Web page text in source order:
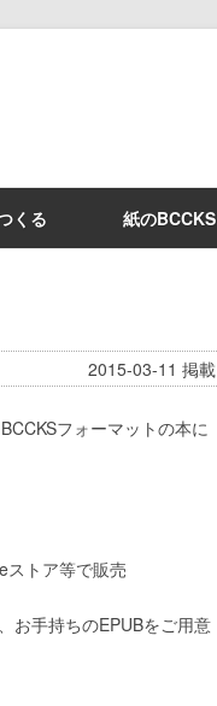
くる 紙のBCCKS
2015-03-11 掲載
フォーマットの本に
ストア等で販売
お手持ちのEPUBをご用意